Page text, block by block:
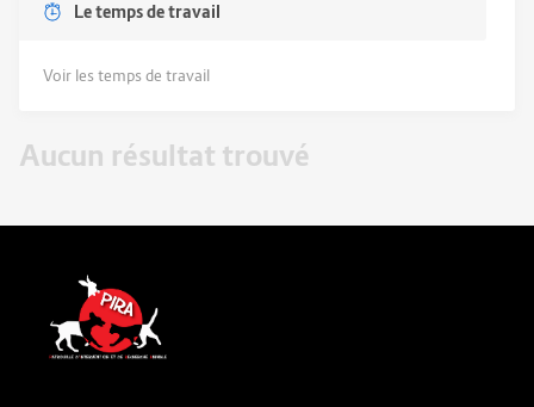
Le temps de travail
Voir les temps de travail
Aucun résultat trouvé